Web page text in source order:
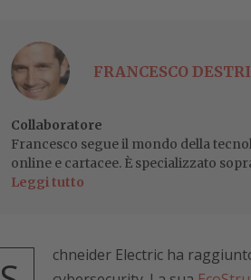
FRANCESCO DESTRI
Collaboratore
Francesco segue il mondo della
online e cartacee. È specializzato
Leggi tutto
chneider Electric ha